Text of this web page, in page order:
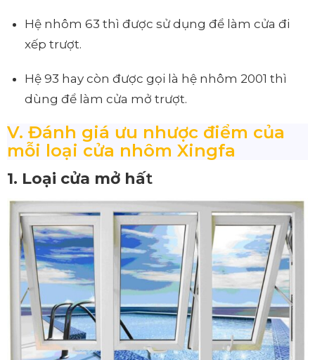
Hệ nhôm 63 thì được sử dụng để làm cửa đi
xếp trượt.
Hệ 93 hay còn được gọi là hệ nhôm 2001 thì
dùng để làm cửa mở trượt.
V. Đánh giá ưu nhược điểm của
mỗi loại cửa nhôm Xingfa
1. Loại cửa mở hất